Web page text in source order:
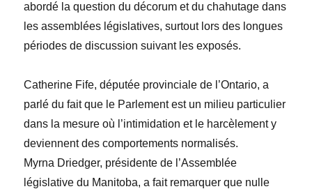
abordé la question du décorum et du chahutage dans
les assemblées législatives, surtout lors des longues
périodes de discussion suivant les exposés.
Catherine Fife, députée provinciale de l’Ontario, a
parlé du fait que le Parlement est un milieu particulier
dans la mesure où l’intimidation et le harcèlement y
deviennent des comportements normalisés.
Myrna Driedger, présidente de l’Assemblée
législative du Manitoba, a fait remarquer que nulle